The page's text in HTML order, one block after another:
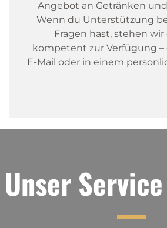
Angebot an Getränken
Wenn du Unterstützung
Fragen hast, stehen
kompetent zur Verfügung
E-Mail oder in einem
Unser